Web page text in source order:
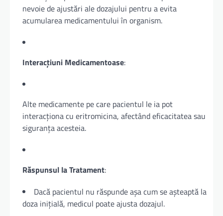
nevoie de ajustări ale dozajului pentru a evita
acumularea medicamentului în organism.
Interacțiuni Medicamentoase:
Alte medicamente pe care pacientul le ia pot
interacționa cu eritromicina, afectând eficacitatea sau
siguranța acesteia.
Răspunsul la Tratament:
Dacă pacientul nu răspunde așa cum se așteaptă la
doza inițială, medicul poate ajusta dozajul.